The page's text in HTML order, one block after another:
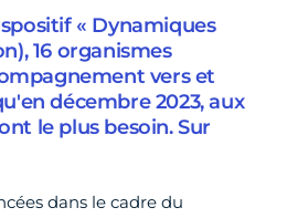
« Dynamiques
16 organismes
vers et
décembre 2023, aux
le plus besoin. Sur
dans le cadre du